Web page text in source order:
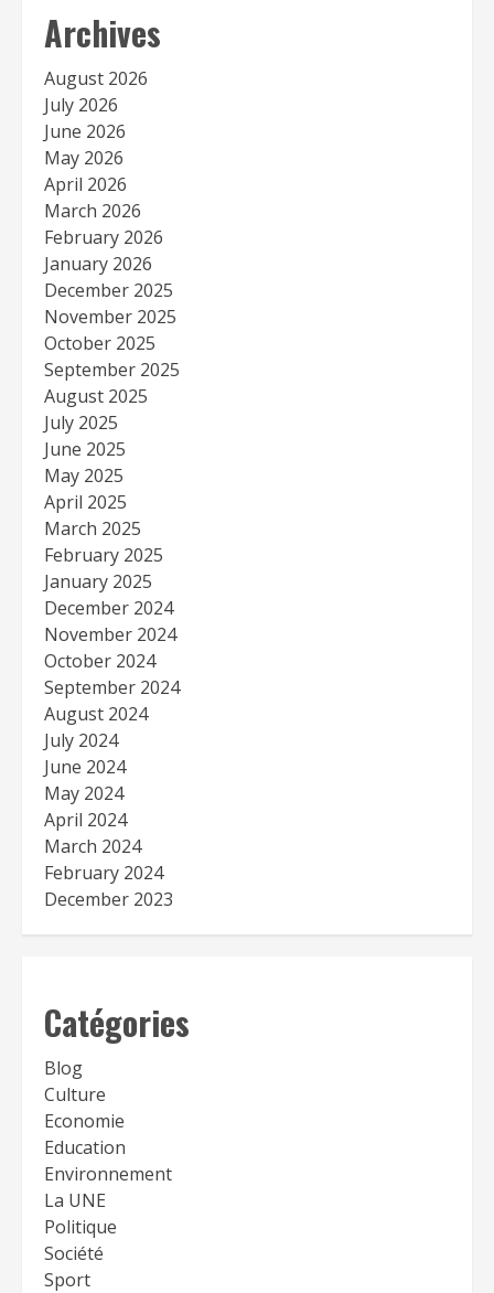
Archives
August 2026
July 2026
June 2026
May 2026
April 2026
March 2026
February 2026
January 2026
December 2025
November 2025
October 2025
September 2025
August 2025
July 2025
June 2025
May 2025
April 2025
March 2025
February 2025
January 2025
December 2024
November 2024
October 2024
September 2024
August 2024
July 2024
June 2024
May 2024
April 2024
March 2024
February 2024
December 2023
Catégories
Blog
Culture
Economie
Education
Environnement
La UNE
Politique
Société
Sport